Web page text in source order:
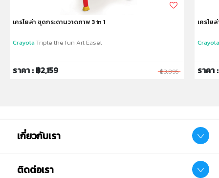
เครโยล่า ชุดกระดานวาดภาพ 3 in 1
CrayolaTriple the fun Art Easel
ราคา : ฿2,159 ฿3,895
เครโย
ราคา
เกี่ยวกับเรา
ติดต่อเรา